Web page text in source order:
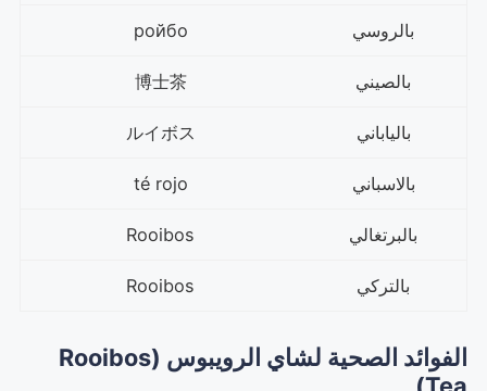
بالروسي ройбо
بالصيني 博士茶
بالياباني ルイボス
بالاسباني té rojo
بالبرتغالي Rooibos
بالتركي Rooibos
الفوائد الصحية لشاي الرويبوس (Rooibos
Tea)